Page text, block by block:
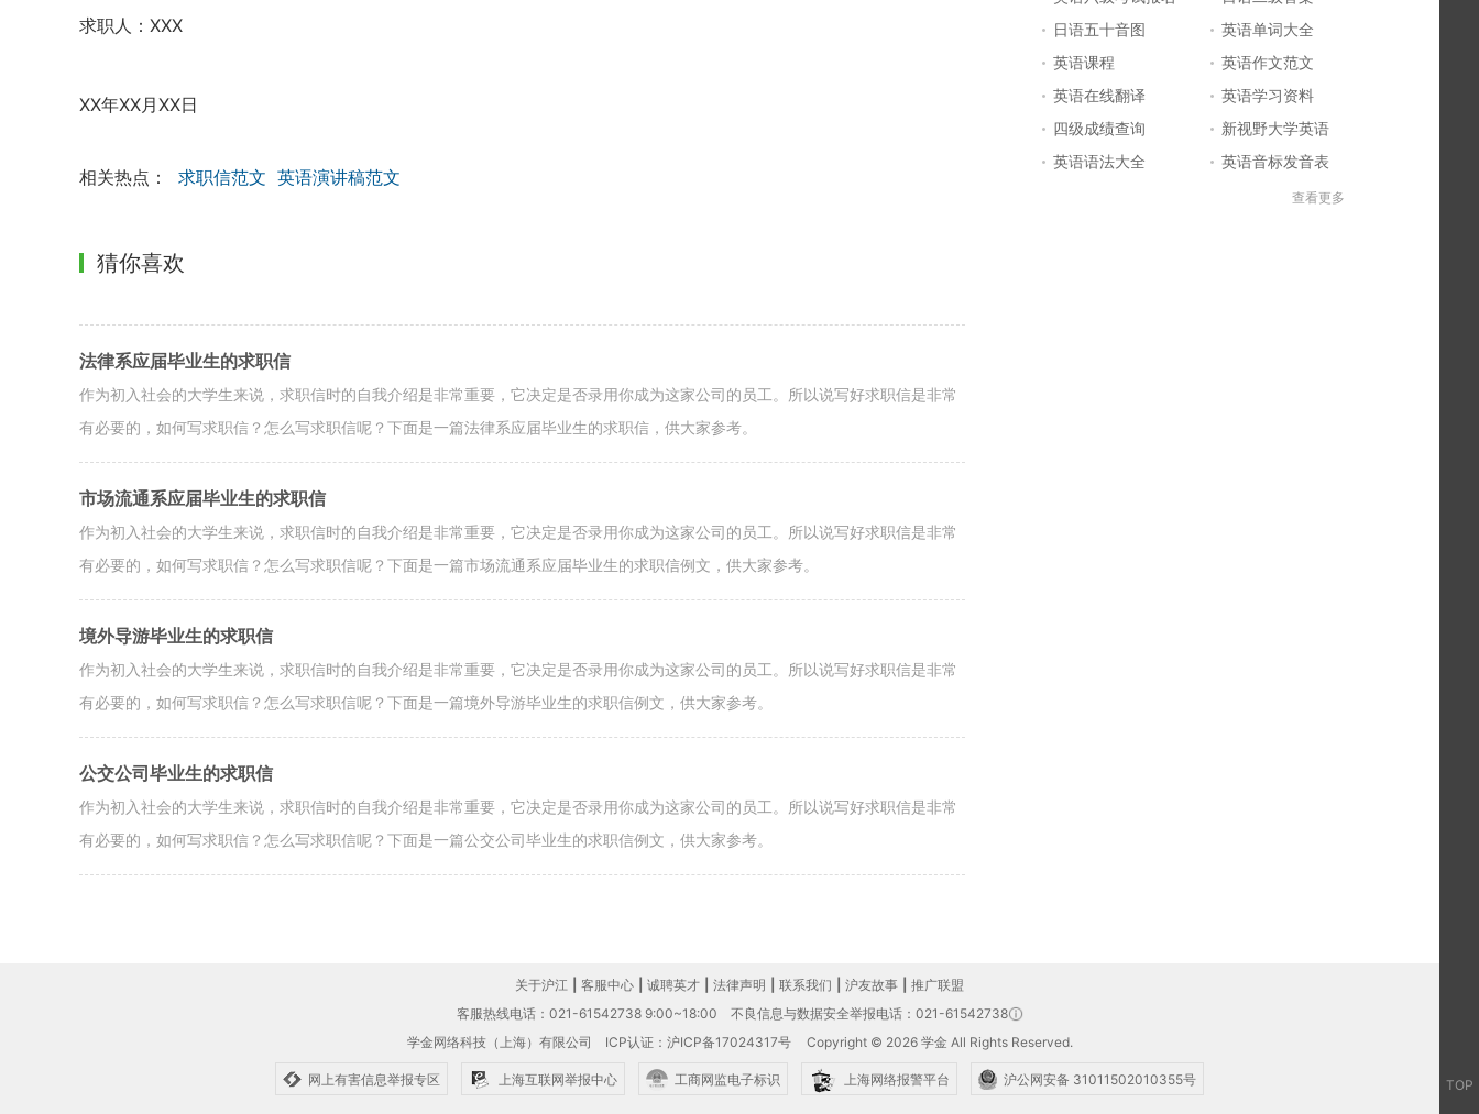
求职人：XXX
XX年XX月XX日
相关热点： 求职信范文 英语演讲稿范文
猜你喜欢
法律系应届毕业生的求职信
作为初入社会的大学生来说，求职信时的自我介绍是非常重要，它决定是否录用你成为这家公司的员工。所以说写好求职信是非常
有必要的，如何写求职信？怎么写求职信呢？下面是一篇法律系应届毕业生的求职信，供大家参考。
市场流通系应届毕业生的求职信
作为初入社会的大学生来说，求职信时的自我介绍是非常重要，它决定是否录用你成为这家公司的员工。所以说写好求职信是非常
有必要的，如何写求职信？怎么写求职信呢？下面是一篇市场流通系应届毕业生的求职信例文，供大家参考。
境外导游毕业生的求职信
作为初入社会的大学生来说，求职信时的自我介绍是非常重要，它决定是否录用你成为这家公司的员工。所以说写好求职信是非常
有必要的，如何写求职信？怎么写求职信呢？下面是一篇境外导游毕业生的求职信例文，供大家参考。
公交公司毕业生的求职信
作为初入社会的大学生来说，求职信时的自我介绍是非常重要，它决定是否录用你成为这家公司的员工。所以说写好求职信是非常
有必要的，如何写求职信？怎么写求职信呢？下面是一篇公交公司毕业生的求职信例文，供大家参考。
日语五十音图
英语单词大全
英语课程
英语作文范文
英语在线翻译
英语学习资料
四级成绩查询
新视野大学英语
英语语法大全
英语音标发音表
英语知识点查看更多
TOP
关于沪江 客服中心 诚聘英才 法律声明 联系我们 沪友故事
推广联盟
客服热线电话：021-61542738 9:00~18:00
不良信息与数据安全举报电话：021-61542738
学金网络科技（上海）有限公司 ICP认证：沪ICP备17024317号 Copyright © 2026 学金 All Rights Reserved.
网上有害信息举报专区 上海互联网举报中心 工商网监电子标识 上海网络报警平台 沪公网安备 31011502010355号